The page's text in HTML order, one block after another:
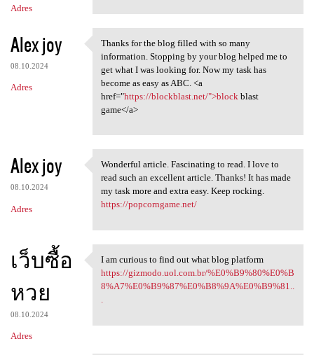
Adres
Alex joy
08.10.2024
Adres
Thanks for the blog filled
Thanks for the blog filled with so many
information. Stopping by your blog helped me to
get what I was looking for. Now my task has
become as easy as ABC. <a
href="https://blockblast.net/">block blast
game</a>
Alex joy
08.10.2024
Adres
Wonderful article.
Wonderful article. Fascinating to read. I love to
read such an excellent article. Thanks! It has made
my task more and extra easy. Keep rocking.
https://popcorngame.net/
เว็บซื้อ
หวย
08.10.2024
Adres
I am curious to find out what
I am curious to find out what blog platform
https://gizmodo.uol.com.br/%E0%B9%80%E0%B
8%A7%E0%B9%87%E0%B8%9A%E0%B9%81..